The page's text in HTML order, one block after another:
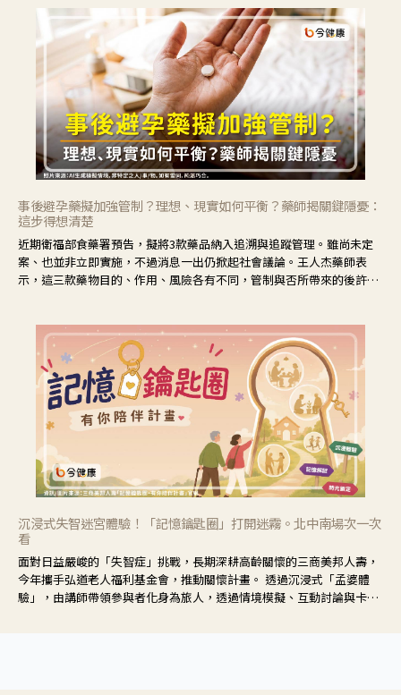
事後避孕藥擬加強管制？理想、現實如何平衡？藥師揭關鍵隱憂：
這步得想清楚
近期衛福部食藥署預告，擬將3款藥品納入追溯與追蹤管理。雖尚未定
案、也並非立即實施，不過消息一出仍掀起社會議論。王人杰藥師表
示，這三款藥物目的、作用、風險各有不同，管制與否所帶來的後許影
沉浸式失智迷宮體驗！「記憶鑰匙圈」打開迷霧。北中南場次一次
看
面對日益嚴峻的「失智症」挑戰，長期深耕高齡關懷的三商美邦人壽，
今年攜手弘道老人福利基金會，推動關懷計畫。 透過沉浸式「孟婆體
驗」，由講師帶領參與者化身為旅人，透過情境模擬、互動討論與卡牌